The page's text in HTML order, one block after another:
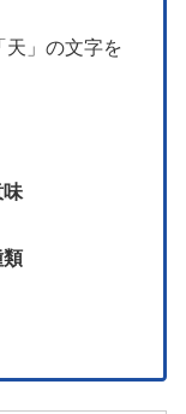
」の文字を